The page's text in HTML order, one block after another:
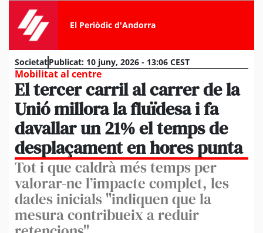
El Periòdic d'Andorra
SocietatPublicat: 10 juny, 2026 - 13:06 CEST
Mobilitat al centre
El tercer carril al carrer de la
Unió millora la fluïdesa i fa
davallar un 21% el temps de
desplaçament en hores punta
Tot i que caldrà més temps per
valorar-ne l’impacte complet, les
dades inicials "indiquen que la
mesura contribueix a reduir